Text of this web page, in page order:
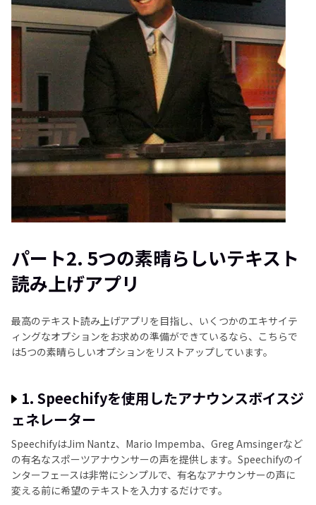
パート2. 5つの素晴らしいテキスト
読み上げアプリ
最高のテキスト読み上げアプリを目指し、いくつかのエキサイテ
ィングなオプションをお求めの準備ができているなら、こちらで
は5つの素晴らしいオプションをリストアップしています。
1. Speechifyを使用したアナウンスボイスジ
ェネレーター
SpeechifyはJim Nantz、Mario Impemba、Greg Amsingerなど
の有名なスポーツアナウンサーの声を提供します。Speechifyのイ
ンターフェースは非常にシンプルで、有名なアナウンサーの声に
変える前に希望のテキストを入力するだけです。